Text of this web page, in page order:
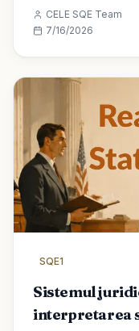
CELE SQE Team
7/16/2026
SQE1
Sistemul
interpretarea